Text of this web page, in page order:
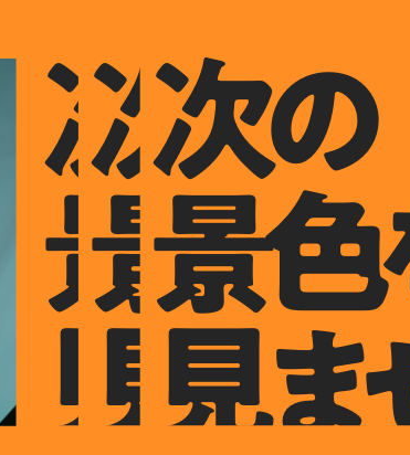
次の
景色を
見ませ
次の
景色
見ま
次の
景色
見ま